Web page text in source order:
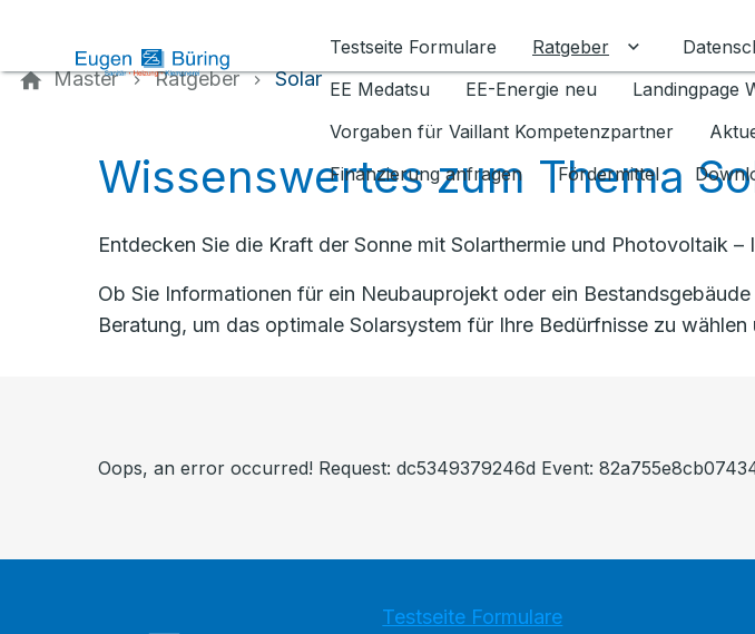
Testseite Formulare
Ratgeber Untermenü
EE Medatsu
EE-Energie neu Landingpage
Vorgaben für Vaillant Kompetenzpartner
Finanzierung anfragen
Fördermittel
Master Ratgeber Solar
Wissenswertes zum Thema
Entdecken Sie die Kraft der Sonne mit Solarthermie und Photovoltaik
Ob Sie Informationen für ein Neubauprojekt oder ein
Beratung, um das optimale Solarsystem für Ihre Bedürfnisse zu
Oops, an error occurred! Request: dc5349379246d Event:
Testseite Formulare